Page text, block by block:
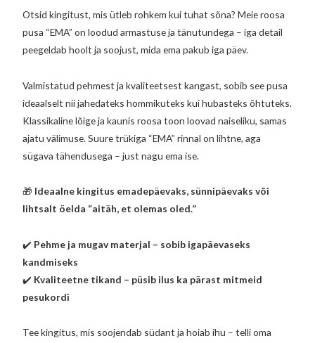
Otsid kingitust, mis ütleb rohkem kui tuhat sõna? Meie roosa
pusa “EMA” on loodud armastuse ja tänutundega – iga detail
peegeldab hoolt ja soojust, mida ema pakub iga päev.
Valmistatud pehmest ja kvaliteetsest kangast, sobib see pusa
ideaalselt nii jahedateks hommikuteks kui hubasteks õhtuteks.
Klassikaline lõige ja kaunis roosa toon loovad naiseliku, samas
ajatu välimuse. Suure trükiga “EMA” rinnal on lihtne, aga
sügava tähendusega – just nagu ema ise.
🎁 Ideaalne kingitus emadepäevaks, sünnipäevaks või
lihtsalt öelda “aitäh, et olemas oled.”
✔️ Pehme ja mugav materjal – sobib igapäevaseks
kandmiseks
✔️ Kvaliteetne tikand – püsib ilus ka pärast mitmeid
pesukordi
Tee kingitus, mis soojendab südant ja hoiab ihu – telli oma